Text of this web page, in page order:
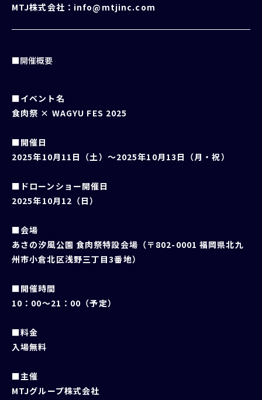
MTJ株式会社：info@mtjinc.com
■開催概要
■イベント名
食肉祭 × WAGYU FES 2025
■開催日
2025年10月11日（土）～2025年10月13日（月・祝）
■ドローンショー開催日
2025年10月12（日）
■会場
あさの汐風公園 食肉祭特設会場（〒802-0001 福岡県北九
州市小倉北区浅野三丁目3番地）
■開催時間
10：00～21：00（予定）
■料金
入場無料
■主催
MTJグループ株式会社